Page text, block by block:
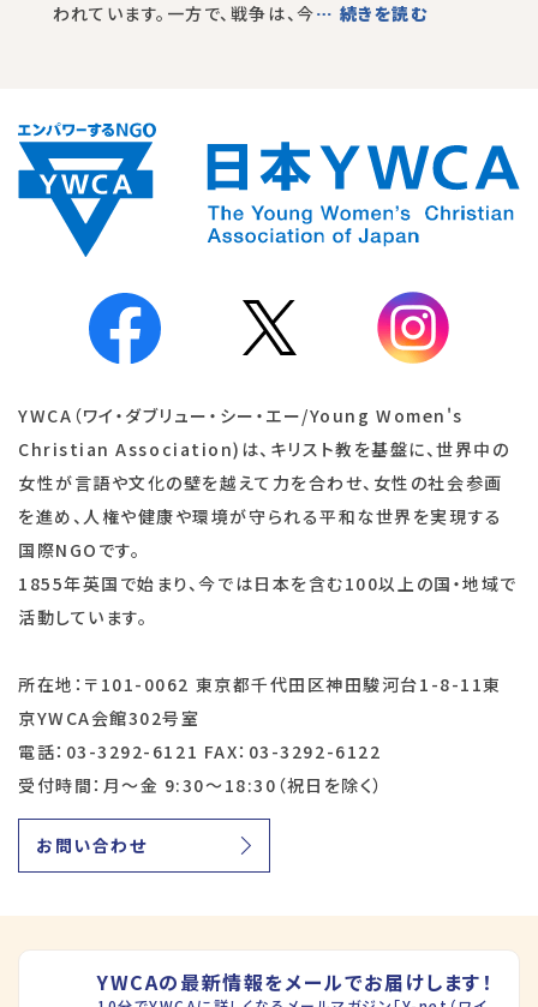
われています。一方で、戦争は、今… 続きを読む
YWCA（ワイ・ダブリュー・シー・エー/Young Women's
Christian Association)は、キリスト教を基盤に、世界中の
女性が言語や文化の壁を越えて力を合わせ、女性の社会参画
を進め、人権や健康や環境が守られる平和な世界を実現する
国際NGOです。
1855年英国で始まり、今では日本を含む100以上の国・地域で
活動しています。
所在地：〒101-0062 東京都千代田区神田駿河台1-8-11東
京YWCA会館302号室
電話：03-3292-6121 FAX：03-3292-6122
受付時間：月～金 9:30～18:30（祝日を除く）
お問い合わせ
YWCAの最新情報をメールでお届けします！